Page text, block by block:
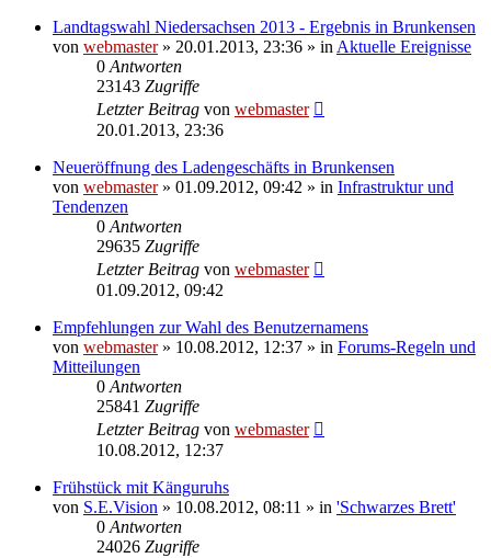
Landtagswahl Niedersachsen 2013 - Ergebnis in Brunkensen
von webmaster» 20.01.2013, 23:36 » in Aktuelle Ereignisse
0 Antworten
23143 Zugriffe
Letzter Beitrag von webmaster
20.01.2013, 23:36
Neueröffnung des Ladengeschäfts in Brunkensen
von webmaster» 01.09.2012, 09:42 » in Infrastruktur und
Tendenzen
0 Antworten
29635 Zugriffe
Letzter Beitrag von webmaster
01.09.2012, 09:42
Empfehlungen zur Wahl des Benutzernamens
von webmaster» 10.08.2012, 12:37 » in Forums-Regeln und
Mitteilungen
0 Antworten
25841 Zugriffe
Letzter Beitrag von webmaster
10.08.2012, 12:37
Frühstück mit Känguruhs
von S.E.Vision » 10.08.2012, 08:11 » in 'Schwarzes Brett'
0 Antworten
24026 Zugriffe